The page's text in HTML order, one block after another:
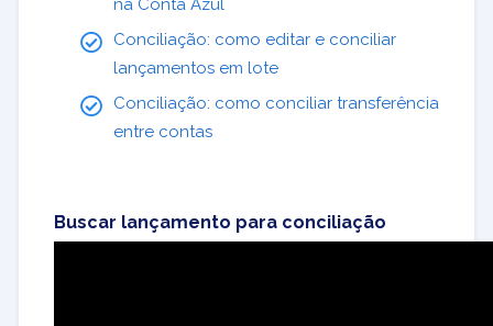
na Conta Azul
Conciliação: como editar e conciliar
lançamentos em lote
Conciliação: como conciliar transferência
entre contas
Buscar lançamento para conciliação